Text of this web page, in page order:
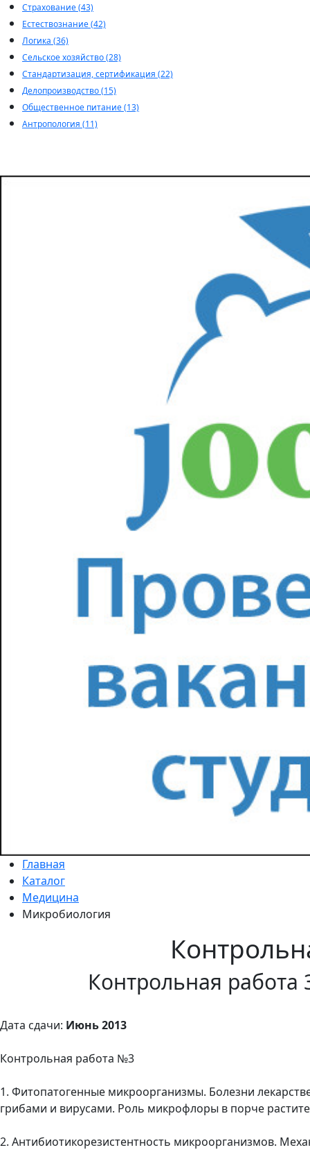
Страхование (43)
Естествознание (42)
Логика (36)
Сельское хозяйство (28)
Стандартизация, сертификация (22)
Делопроизводство (15)
Общественное питание (13)
Антропология (11)
Главная
Каталог
Медицина
Микробиология
Контрольная работа
Дата сдачи: Июнь 2013
Контрольная работа №3
1. Фитопатогенные микроорганизмы. Болезни
грибами и вирусами. Роль микрофлоры в порче
2. Антибиотикорезистентность микроорганизмов.